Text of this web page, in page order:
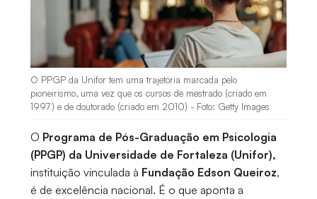
O PPGP da Unifor tem uma trajetória marcada pelo
pioneirismo, uma vez que os cursos de mestrado (criado em
1997) e de doutorado (criado em 2010) - Foto: Getty Images
O Programa de Pós-Graduação em Psicologia
(PPGP) da Universidade de Fortaleza (Unifor),
instituição vinculada à Fundação Edson Queiroz,
é de excelência nacional. É o que aponta a